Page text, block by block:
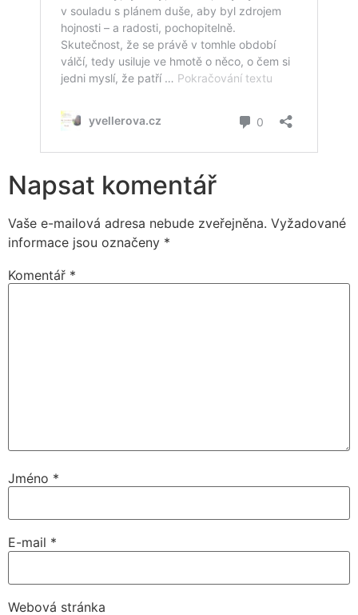
Napsat komentář
Vaše e-mailová adresa nebude zveřejněna. Vyžadované
informace jsou označeny *
Komentář *
Jméno *
E-mail *
Webová stránka